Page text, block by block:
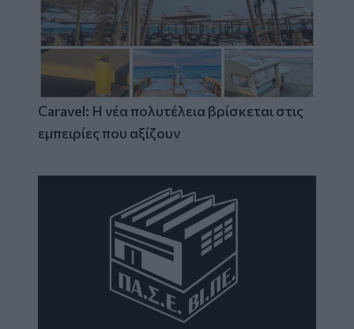
Caravel: Η νέα πολυτέλεια βρίσκεται στις
εμπειρίες που αξίζουν